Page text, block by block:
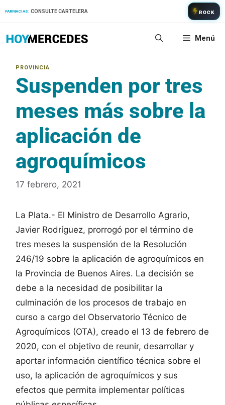
FARMACIAS: CONSULTE CARTELERA ROCK
Menú
Suspenden por tres
meses más sobre la
aplicación de
agroquímicos
17 febrero, 2021
La Plata.- El Ministro de Desarrollo Agrario,
Javier Rodríguez, prorrogó por el término de
tres meses la suspensión de la Resolución
246/19 sobre la aplicación de agroquímicos en
la Provincia de Buenos Aires. La decisión se
debe a la necesidad de posibilitar la
culminación de los procesos de trabajo en
curso a cargo del Observatorio Técnico de
Agroquímicos (OTA), creado el 13 de febrero de
2020, con el objetivo de reunir, desarrollar y
aportar información científico técnica sobre el
uso, la aplicación de agroquímicos y sus
efectos que permita implementar políticas